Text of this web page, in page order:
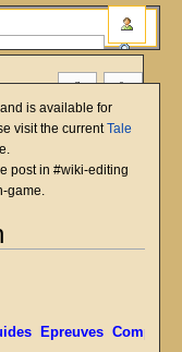
is available for
visit the currentTale
post in #wiki-editing
game.
Epreuves